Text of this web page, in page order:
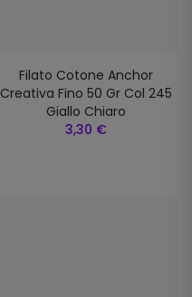
Filato Cotone Anchor
Creativa Fino 50 Gr Col 245
Giallo Chiaro
3,30 €